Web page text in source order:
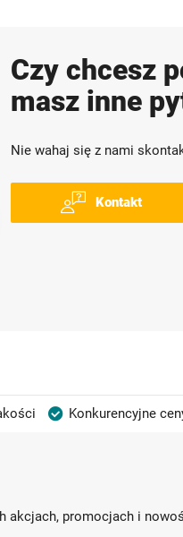
Czy chcesz
masz inne
Nie wahaj się z nami
Kontakt
Konkurencyjne
akcjach, promocjach i